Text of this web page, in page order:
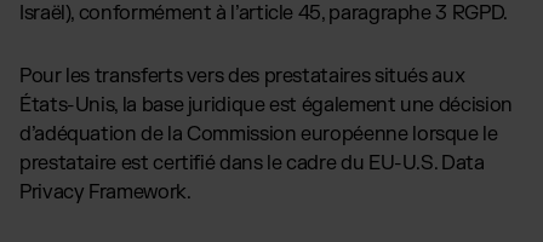
Israël), conformément à l’article 45, paragraphe 3 RGPD.
Pour les transferts vers des prestataires situés aux
États-Unis, la base juridique est également une décision
d’adéquation de la Commission européenne lorsque le
prestataire est certifié dans le cadre du EU-U.S. Data
Privacy Framework.